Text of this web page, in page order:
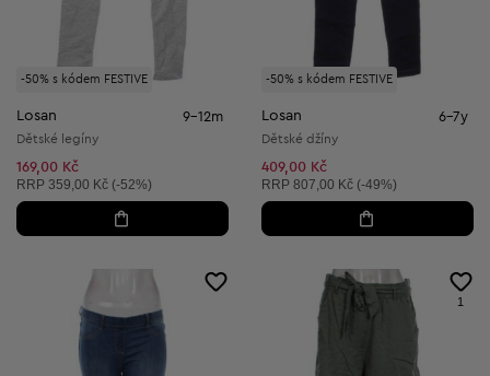
-50% s kódem FESTIVE
Losan 9-12m
Dětské legíny
169,00 Kč
Doporučená cena:
RRP 359,00 Kč (-52%)
-50% s kódem FESTIVE
Losan 6-7y
Dětské džíny
409,00 Kč
Doporučená cena:
RRP 807,00 Kč (-49%)
1